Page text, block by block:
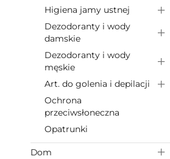
Higiena jamy ustnej
Dezodoranty i wody
damskie
Dezodoranty i wody
męskie
Art. do golenia i depilacji
Ochrona
przeciwsłoneczna
Opatrunki
Dom